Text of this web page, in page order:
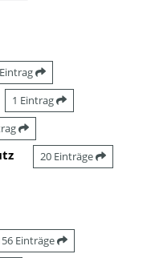
1 Eintrag
20 Einträge
Einträge